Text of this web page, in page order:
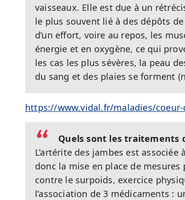
vaisseaux. Elle est due à un
le plus souvent lié à des dépôts
d’un effort, voire au repos, les
énergie et en oxygène, ce qui
les cas les plus sévères, la peau
du sang et des plaies se forment
https://www.vidal.fr/maladies/
Quels sont les traitements
L’artérite des jambes est
donc la mise en place de
contre le surpoids, exercice
l’association de 3 médicaments :